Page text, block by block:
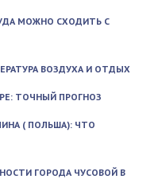
МОЖНО СХОДИТЬ С
ВОЗДУХА И ОТДЫХ
ТОЧНЫЙ ПРОГНОЗ
( ПОЛЬША): ЧТО
ГОРОДА ЧУСОВОЙ В